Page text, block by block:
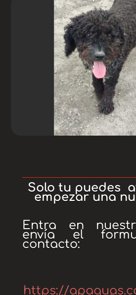
Solo tu puedes
empezar una
Entra en
envía el
contacto:
https://